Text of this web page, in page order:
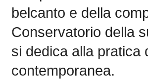
belcanto e della
Conservatorio della
si dedica alla pratica
contemporanea.